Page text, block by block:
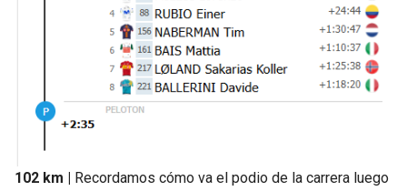
102 km | Recordamos cómo va el podio de la carrera luego